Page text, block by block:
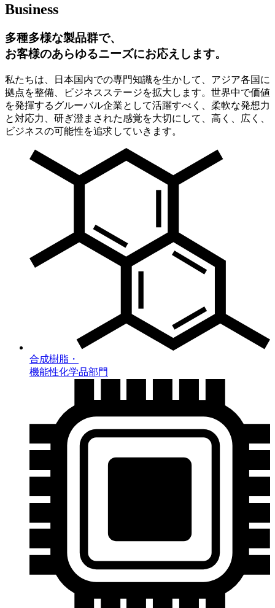
Business
多種多様な製品群で、
お客様のあらゆるニーズにお応えします。
私たちは、日本国内での専門知識を生かして、アジア各国に
拠点を整備、ビジネスステージを拡大します。世界中で価値
を発揮するグルーバル企業として活躍すべく、柔軟な発想力
と対応力、研ぎ澄まされた感覚を大切にして、高く、広く、
ビジネスの可能性を追求していきます。
合成樹脂・
機能性化学品部門